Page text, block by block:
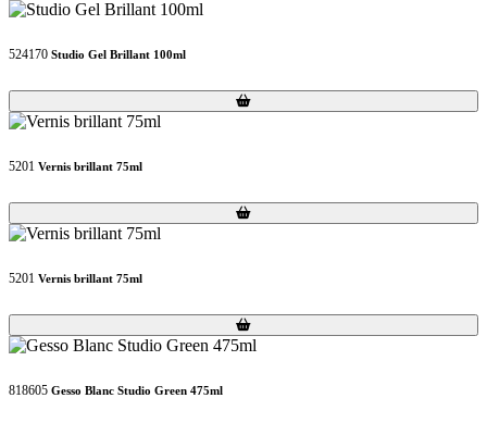
524170 Studio Gel Brillant 100ml
Loading...
Loading...
5201 Vernis brillant 75ml
Loading...
Loading...
5201 Vernis brillant 75ml
Loading...
Loading...
818605 Gesso Blanc Studio Green 475ml